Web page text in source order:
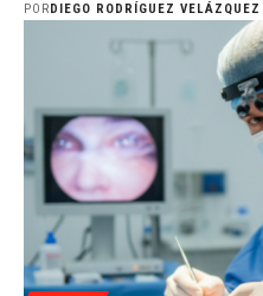
POR DIEGO RODRÍGUEZ VELÁZQUEZ